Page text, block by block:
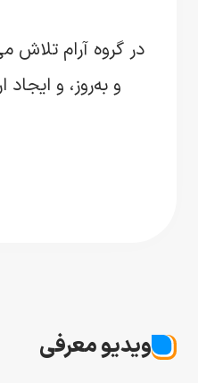
در گروه آرام
و به‌روز، و
ویدیو معرفی